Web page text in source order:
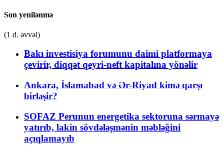
Son yenilənmə
(1 d. əvvəl)
Bakı investisiya forumunu daimi platformaya
çevirir, diqqət qeyri-neft kapitalına yönəlir
Ankara, İslamabad və Ər-Riyad kimə qarşı
birləşir?
SOFAZ Perunun energetika sektoruna sərmayə
yatırıb, lakin sövdələşmənin məbləğini
açıqlamayıb